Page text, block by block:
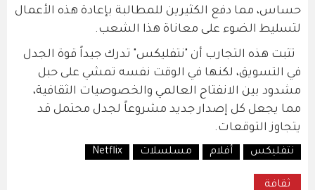
حساس، مما دفع الكثيرين للمطالبة بإعادة هذه الأعمال
لتسليط الضوء على معاناة هذا الشعب.
تثبت هذه التجارب أن "نتفليكس" تدرك جيداً قوة الجدل
في التسويق، لكنها في الوقت نفسه تمشي على حبل
مشدود بين الانفتاح العالمي والخصوصيات الثقافية،
مما يجعل كل إصدار جديد مشروعاً لجدل محتمل قد
يتجاوز التوقعات.
نتفليكس أفلام مسلسلات Netflix
ثقافة